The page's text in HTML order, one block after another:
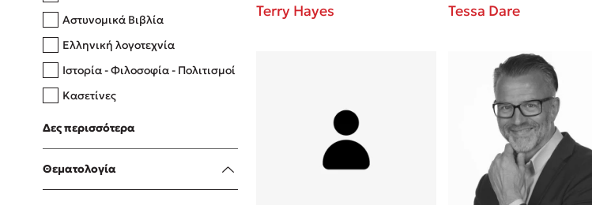
Δανάη Δεληγεώργη
Πάνω, κάτω, μπροστά, πίσω
Η μέθοδος Αφήστε τους
Αστυνομικά Βιβλία
Ελληνική λογοτεχνία
Ιστορία - Φιλοσοφία - Πολιτισμοί
Κασετίνες
Λευκώματα - Έγχρωμοι οδηγοί
Μαγειρική
Δες περισσότερα
Θεματολογία
Terry Hayes Tessa Dare